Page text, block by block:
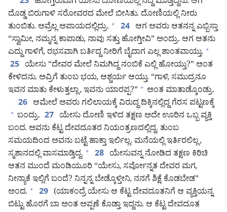
ದೊಡ್ಡ ಬಿರುಗಾಳಿ ಸರೋವರದ ಮೇಲೆ ಬೀಸಿತು. ದೋಣಿಯಲ್ಲಿ ನೀರು
ತುಂಬಿತು. ಅವ್ರೆಲ್ಲ ಅಪಾಯದಲ್ಲಿದ್ರು. + 24 ಆಗ ಅವರು ಆತನನ್ನ ಎಬ್ಬಿಸ್ತಾ
“ಸ್ವಾಮೀ, ನಮ್ಮನ್ನ ಕಾಪಾಡು, ನಾವು ಸತ್ತು ಹೋಗ್ತೀವಿ” ಅಂದ್ರು. ಆಗ ಆತನು
ಎದ್ದು ಗಾಳಿಗೆ, ರಭಸವಾಗಿ ಬರ್ತಿದ್ದ ನೀರಿಗೆ ಬೈದಾಗ ಎಲ್ಲ ಶಾಂತವಾಯ್ತು. +
25 ಯೇಸು “ದೇವರ ಮೇಲೆ ನಿಮಗಿದ್ದ ನಂಬಿಕೆ ಎಲ್ಲಿ ಹೋಯ್ತು?” ಅಂತ
ಕೇಳಿದನು. ಅವ್ರಿಗೆ ತುಂಬ ಭಯ, ಆಶ್ಚರ್ಯ ಆಯ್ತು. “ಗಾಳಿ, ಸಮುದ್ರನೂ
ಇವನ ಮಾತು ಕೇಳುತ್ತಲ್ಲಾ, ಇವನು ಯಾರಪ್ಪ?” + ಅಂತ ಮಾತಾಡ್ಕೊಂಡ್ರು.
26 ಆಮೇಲೆ ಅವರು ಗಲಿಲಾಯಕ್ಕೆ ವಿರುದ್ಧ ದಿಕ್ಕಿನಲ್ಲಿದ್ದ ಗೆರಸ ಪಟ್ಟಣಕ್ಕೆ
+ ಬಂದ್ರು. 27 ಯೇಸು ದೋಣಿ ಇಳಿದ ತಕ್ಷಣ ಅದೇ ಊರಿನ ಒಬ್ಬ ವ್ಯಕ್ತಿ
ಬಂದ. ಅವನು ಕೆಟ್ಟ ದೇವದೂತರ ನಿಯಂತ್ರಣದಲ್ಲಿದ್ದ. ತುಂಬ
ಸಮಯದಿಂದ ಅವನು ಬಟ್ಟೆ ಹಾಕ್ತಾ ಇರ್ಲಿಲ್ಲ. ಮನೆಯಲ್ಲಿ ಇರ್ತಿರಲಿಲ್ಲ,
ಸ್ಮಶಾನದಲ್ಲಿ ವಾಸಮಾಡ್ತಿದ್ದ. + 28 ಯೇಸುವನ್ನ ನೋಡಿದ ತಕ್ಷಣ ಕಿರಿಚಿ
ಆತನ ಮುಂದೆ ಮಂಡಿಯೂರಿ “ಯೇಸು, ಸರ್ವೋನ್ನತ ದೇವರ ಮಗ,
ನೀನ್ಯಾಕೆ ಇಲ್ಲಿಗೆ ಬಂದೆ? ನಿನ್ನನ್ನ ಬೇಡ್ಕೊಳ್ತೀನಿ, ನನಗೆ ಶಿಕ್ಷೆ ಕೊಡಬೇಡ”
ಅಂದ. + 29 (ಯಾಕಂದ್ರೆ ಯೇಸು ಆ ಕೆಟ್ಟ ದೇವದೂತನಿಗೆ ಆ ವ್ಯಕ್ತಿಯನ್ನ
ಬಿಟ್ಟು ಹೊರಗೆ ಬಾ ಅಂತ ಅಪ್ಪಣೆ ಕೊಡ್ತಾ ಇದ್ದನು. ಆ ಕೆಟ್ಟ ದೇವದೂತ